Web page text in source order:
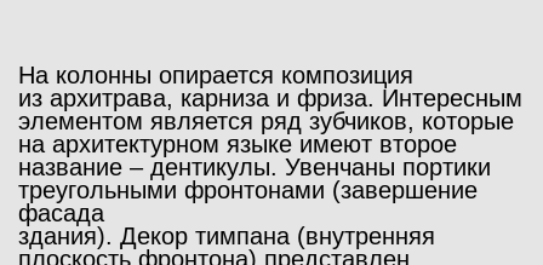
На колонны опирается композиция
из архитрава, карниза и фриза. Интересным
элементом является ряд зубчиков, которые
на архитектурном языке имеют второе
название – дентикулы. Увенчаны портики
треугольными фронтонами (завершение
фасада
здания). Декор тимпана (внутренняя
плоскость фронтона) представлен